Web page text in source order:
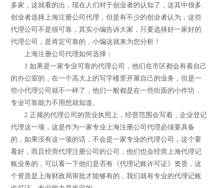
多家，这就看的出，现在人们对于创业者的认知了，这其中很多
创业者选择上海注册公司代理，但是有不少的创业者认为，这些
代理公司不是很可靠，其实小编告诉大家，只要选择好一家好的
代理公司，是肯定可靠的，小编这就来为您分析！
上海注册公司代理如何选择：
1.如果是一家专业可靠的代理公司，他们在市区都会有着自己
的办公室的，在一个高大上的写字楼里开展自己的业务，但是一
些小代理公司就不一样了，他们一般都是在一些街面的小作坊，
专业可靠能力不用想就知道。
2.正规的代理公司的营业执照上，经营范围会写着，企业登记
代理这一项，这是作为一家专业上海注册公司代理必须要具备
的，如果没有这一项的话，不会是一家专业的代理公司，这个要
看好，而且经营代理注册公司的公司，他们也会经营上海代理记
账业务的，可以看一下他们是否有《代理记账许可证》资质，这
个资质是上海财政局审批才能够有的，我们就有专业的代理记账